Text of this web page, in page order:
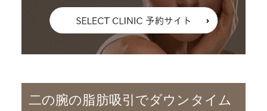
二の腕の脂肪吸引でダウンタイム